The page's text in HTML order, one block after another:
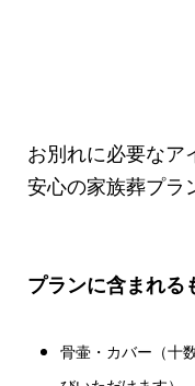
お別れに必要なア
安心の家族葬プラ
プランに含まれる
骨壷・カバー（十